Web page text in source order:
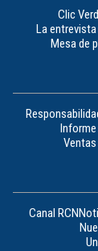
Clic
La
Mesa de
Canal RCN